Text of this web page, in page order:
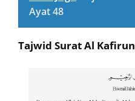
Ayat 48
Tajwid Surat Al Kafirun